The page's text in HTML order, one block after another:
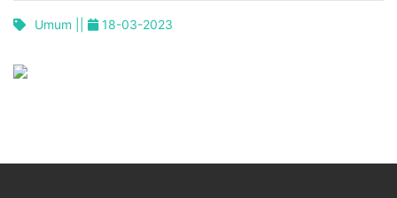
Umum || 18-03-2023